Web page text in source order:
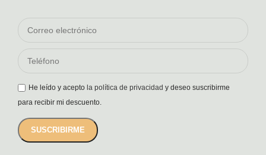
He leído y acepto la política de privacidad y deseo suscribirme
para recibir mi descuento.